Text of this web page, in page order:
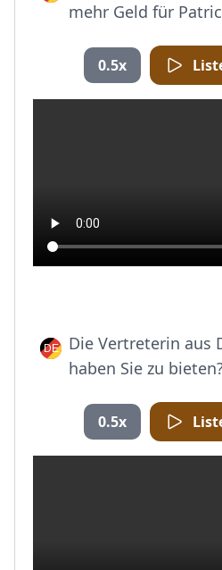
mehr Geld für
0.5x
Die Vertreterin aus
haben Sie zu
0.5x